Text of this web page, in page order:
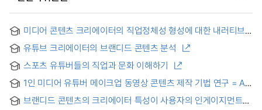
미디어 콘텐츠 크리에이터의 직업정체성 형성에 대한 내러티브
유튜브 크리에이터의 브랜디드 콘텐츠 분석
스포츠 유튜버들의 직업과 문화 이해하기
1인 미디어 유튜버 메이크업 동영상 콘텐츠 제작 기법 연구 = A
Study on the Method of Making One-person media
YouTuber Makeup Video Content
브랜디드 콘텐츠의 크리에이터 특성이 사용자의 인게이지먼트와